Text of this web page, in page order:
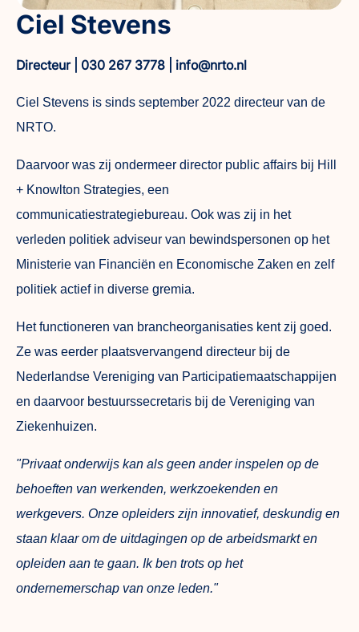
Ciel Stevens
Directeur | 030 267 3778 | info@nrto.nl
Ciel Stevens is sinds september 2022 directeur van de
NRTO.
Daarvoor was zij ondermeer director public affairs bij Hill
+ Knowlton Strategies, een
communicatiestrategiebureau. Ook was zij in het
verleden politiek adviseur van bewindspersonen op het
Ministerie van Financiën en Economische Zaken en zelf
politiek actief in diverse gremia.
Het functioneren van brancheorganisaties kent zij goed.
Ze was eerder plaatsvervangend directeur bij de
Nederlandse Vereniging van Participatiemaatschappijen
en daarvoor bestuurssecretaris bij de Vereniging van
Ziekenhuizen.
"Privaat onderwijs kan als geen ander inspelen op de
behoeften van werkenden, werkzoekenden en
werkgevers. Onze opleiders zijn innovatief, deskundig en
staan klaar om de uitdagingen op de arbeidsmarkt en
opleiden aan te gaan. Ik ben trots op het
ondernemerschap van onze leden."